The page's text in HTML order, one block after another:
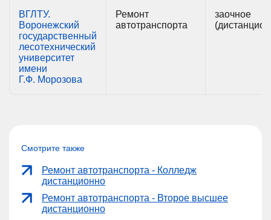
ВГЛТУ.
Воронежский
государственный
лесотехнический
университет
имени
Г.Ф. Морозова
Ремонт
автотранспорта
заочное
Смотрите также
Ремонт автотранспорта - Колледж
дистанционно
Ремонт автотранспорта - Второе высшее
дистанционно